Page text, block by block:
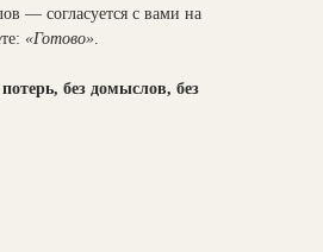
— согласуется с вами на
«Готово».
потерь, без домыслов, без